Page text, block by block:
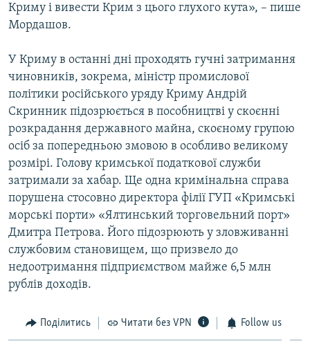
Криму і вивести Крим з цього глухого кута», – пише
Мордашов.
У Криму в останні дні проходять гучні затримання
чиновників, зокрема, міністр промислової
політики російського уряду Криму Андрій
Скринник підозрюється в пособництві у скоєнні
розкрадання державного майна, скоєному групою
осіб за попередньою змовою в особливо великому
розмірі. Голову кримської податкової служби
затримали за хабар. Ще одна кримінальна справа
порушена стосовно директора філії ГУП «Кримські
морські порти» «Ялтинський торговельний порт»
Дмитра Петрова. Його підозрюють у зловживанні
службовим становищем, що призвело до
недоотримання підприємством майже 6,5 млн
рублів доходів.
Поділитись Читати без VPN Follow us